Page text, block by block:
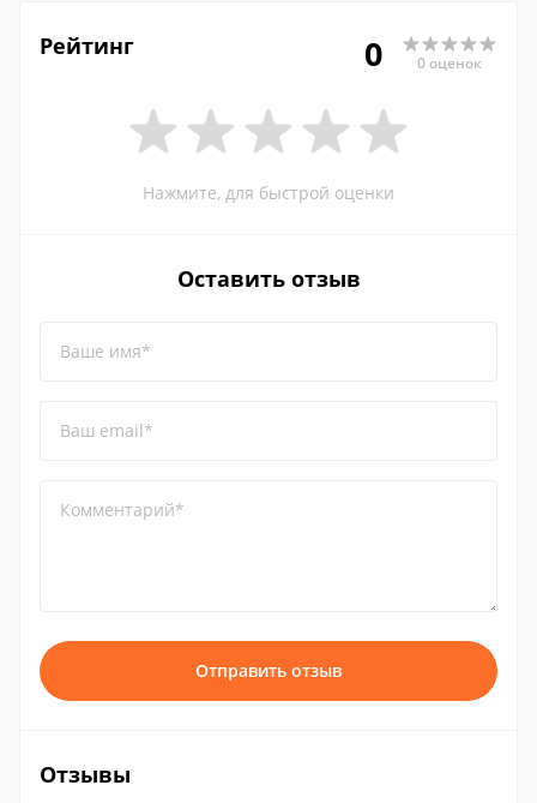
Рейтинг 0 0 оценок
Нажмите, для быстрой оценки
Оставить отзыв
Ваше имя*
Ваш email*
Комментарий*
Отправить отзыв
Отзывы